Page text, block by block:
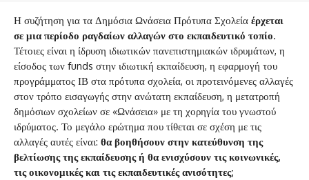
Η συζήτηση για τα Δημόσια Ωνάσεια Πρότυπα Σχολεία έρχεται
σε μια περίοδο ραγδαίων αλλαγών στο εκπαιδευτικό τοπίο.
Τέτοιες είναι η ίδρυση ιδιωτικών πανεπιστημιακών ιδρυμάτων, η
είσοδος των funds στην ιδιωτική εκπαίδευση, η εφαρμογή του
προγράμματος ΙΒ στα πρότυπα σχολεία, οι προτεινόμενες αλλαγές
στον τρόπο εισαγωγής στην ανώτατη εκπαίδευση, η μετατροπή
δημόσιων σχολείων σε «Ωνάσεια» με τη χορηγία του γνωστού
ιδρύματος. Το μεγάλο ερώτημα που τίθεται σε σχέση με τις
αλλαγές αυτές είναι: θα βοηθήσουν στην κατεύθυνση της
βελτίωσης της εκπαίδευσης ή θα ενισχύσουν τις κοινωνικές,
τις οικονομικές και τις εκπαιδευτικές ανισότητες;